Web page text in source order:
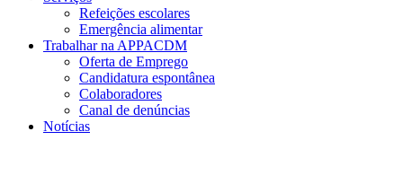
Refeições escolares
Emergência alimentar
Trabalhar na APPACDM
Oferta de Emprego
Candidatura espontânea
Colaboradores
Canal de denúncias
Notícias